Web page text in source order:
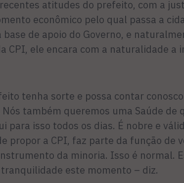
atitudes do prefeito, com a
econômico pelo qual passa a
base de apoio do Governo, e
CPI, ele encara com a naturalidade a
tenha sorte e possa contar
também queremos uma Saúde de
para isso todos os dias. É nobre e
propor a CPI, faz parte da função de
da minoria. Isso é normal.
este momento – diz.